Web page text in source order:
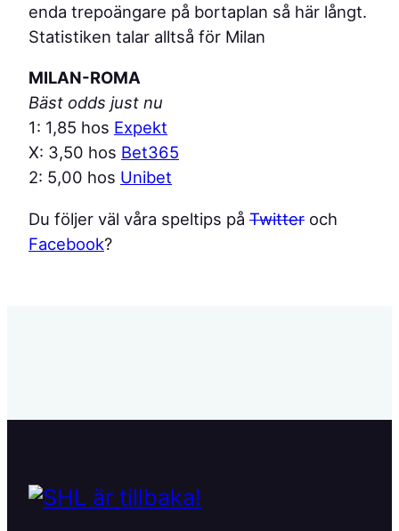
enda trepoängare på bortaplan så här långt.
Statistiken talar alltså för Milan
MILAN-ROMA
Bäst odds just nu
1: 1,85 hos Expekt
X: 3,50 hos Bet365
2: 5,00 hos Unibet
Du följer väl våra speltips på Twitter och
Facebook?